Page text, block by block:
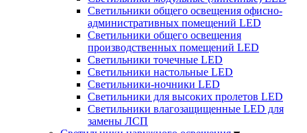
Светильники общего освещения офисно-
административных помещений LED
Светильники общего освещения
производственных помещений LED
Светильники точечные LED
Светильники настольные LED
Светильники-ночники LED
Светильники для высоких пролетов LED
Светильники влагозащищенные LED для
замены ЛСП